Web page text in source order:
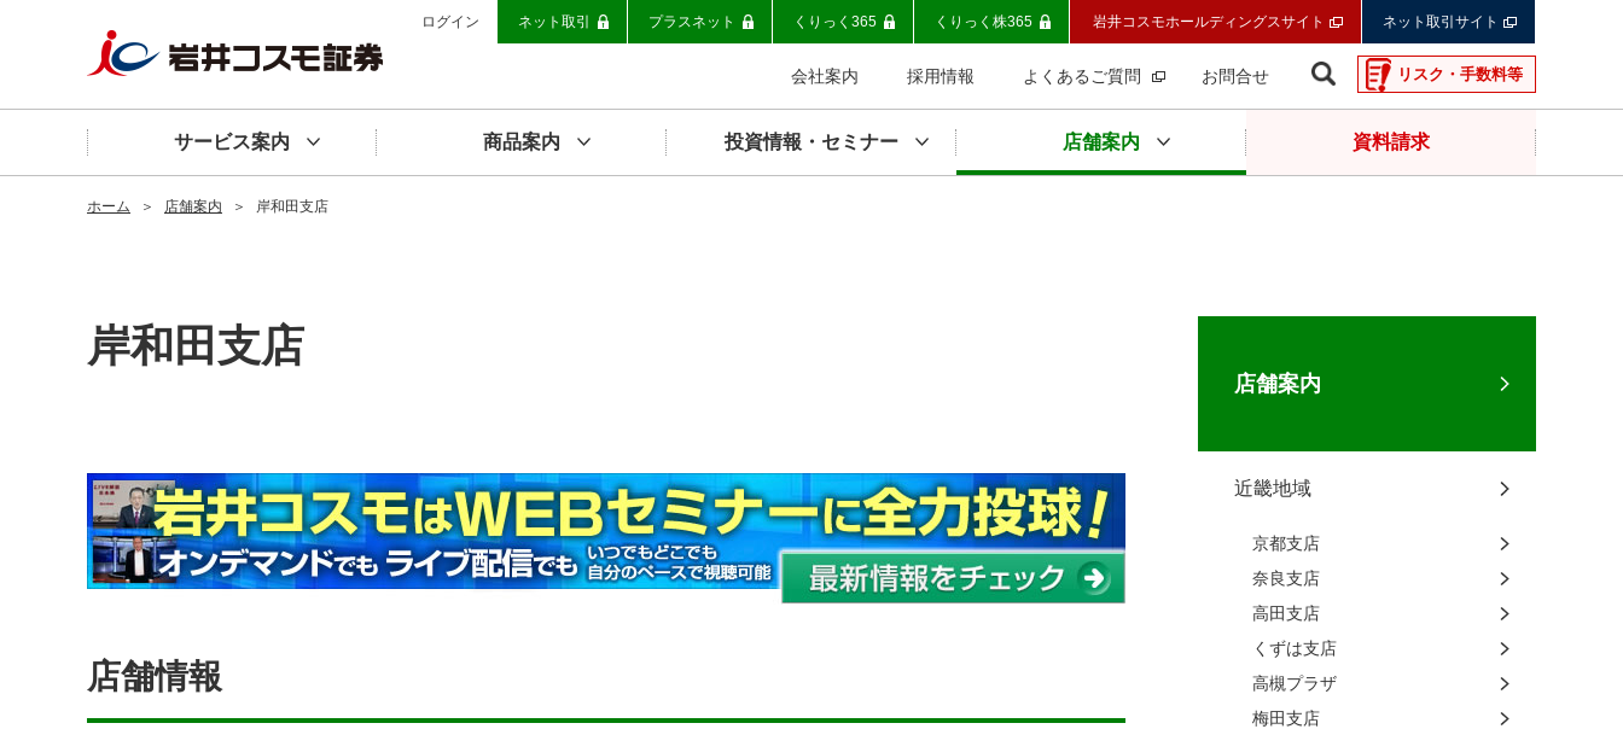
ログイン ネット取引 プラスネット くりっく365 くりっく株365 岩井コスモホールディングスサイト ネット取引サイト
会社案内 採用情報 よくあるご質問 お問合せ リスク・手数料等
サービス案内 商品案内 投資情報・セミナー 店舗案内 資料請求
ホーム ＞ 店舗案内 ＞ 岸和田支店
岸和田支店
店舗情報
店舗案内
近畿地域
京都支店
奈良支店
高田支店
くずは支店
高槻プラザ
梅田支店